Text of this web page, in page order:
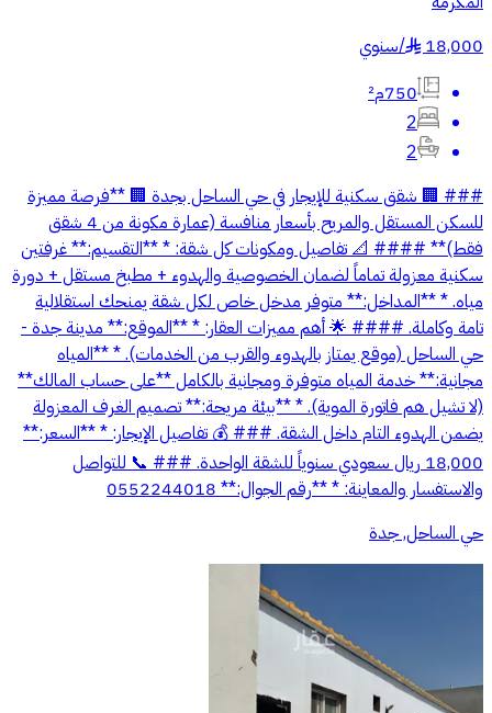
18,000
§
/سنوي
750م²
2
2
### 🏢 شقق سكنية للإيجار في حي الساحل بجدة 🏢 **فرصة مميزة
للسكن المستقل والمريح بأسعار منافسة (عمارة مكونة من 4 شقق
فقط)** #### 📐 تفاصيل ومكونات كل شقة: * **التقسيم:** غرفتين
سكنية معزولة تماماً لضمان الخصوصية والهدوء + مطبخ مستقل + دورة
مياه. * **المداخل:** متوفر مدخل خاص لكل شقة يمنحك استقلالية
تامة وكاملة. #### 🌟 أهم مميزات العقار: * **الموقع:** مدينة جدة -
حي الساحل (موقع يمتاز بالهدوء والقرب من الخدمات). * **المياه
مجانية:** خدمة المياه متوفرة ومجانية بالكامل **على حساب المالك**
(لا تشيل هم فاتورة الموية). * **بيئة مريحة:** تصميم الغرف المعزولة
يضمن الهدوء التام داخل الشقة. ### 💰 تفاصيل الإيجار: * **السعر:**
18,000 ريال سعودي سنوياً للشقة الواحدة. ### 📞 للتواصل
والاستفسار والمعاينة: * **رقم الجوال:** 0552244018
حي الساحل, جدة